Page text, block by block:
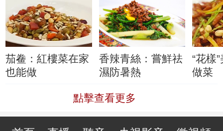
茄鲞：紅樓菜在家
也能做
香辣青絲：嘗鮮祛
濕防暑熱
“花樣
做菜
點擊查看更多